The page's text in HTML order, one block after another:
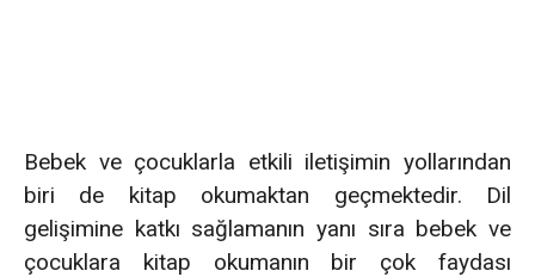
Bebek ve çocuklarla etkili iletişimin yollarından
biri de kitap okumaktan geçmektedir. Dil
gelişimine katkı sağlamanın yanı sıra bebek ve
çocuklara kitap okumanın bir çok faydası